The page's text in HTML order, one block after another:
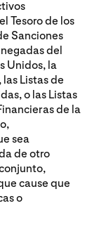
Tesoro de los
Sanciones
del
Unidos, la
Listas de
o las Listas
de la
sea
de otro
cause que
o